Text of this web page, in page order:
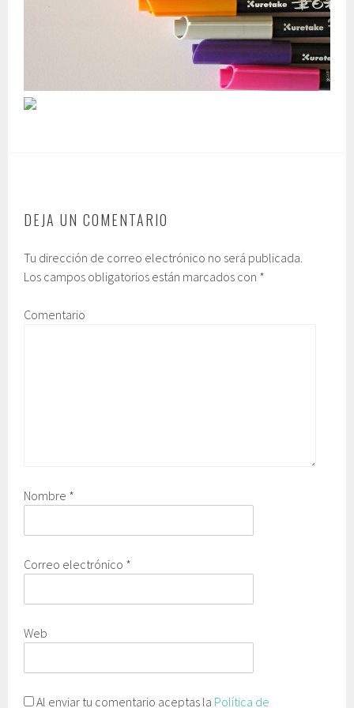
DEJA UN COMENTARIO
Tu dirección de correo electrónico no será publicada.
Los campos obligatorios están marcados con *
Comentario
Nombre *
Correo electrónico *
Web
Al enviar tu comentario aceptas la Política de